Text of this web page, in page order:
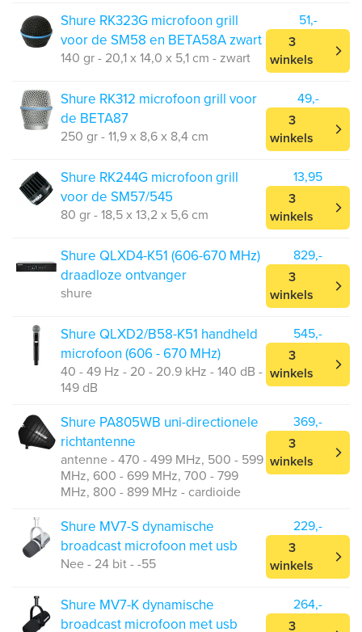
Shure RK323G microfoon grill
voor de SM58 en BETA58A zwart
140 gr - 20,1 x 14,0 x 5,1 cm - zwart
51,-
3
winkels
Shure RK312 microfoon grill voor
de BETA87
250 gr - 11,9 x 8,6 x 8,4 cm
49,-
3
winkels
Shure RK244G microfoon grill
voor de SM57/545
80 gr - 18,5 x 13,2 x 5,6 cm
13,95
3
winkels
Shure QLXD4-K51 (606-670 MHz)
draadloze ontvanger
shure
829,-
3
winkels
Shure QLXD2/B58-K51 handheld
microfoon (606 - 670 MHz)
40 - 49 Hz - 20 - 20.9 kHz - 140 dB -
149 dB
545,-
3
winkels
Shure PA805WB uni-directionele
richtantenne
antenne - 470 - 499 MHz, 500 - 599
MHz, 600 - 699 MHz, 700 - 799
MHz, 800 - 899 MHz - cardioide
369,-
3
winkels
Shure MV7-S dynamische
broadcast microfoon met usb
Nee - 24 bit - -55
229,-
3
winkels
Shure MV7-K dynamische
broadcast microfoon met usb
264,-
3